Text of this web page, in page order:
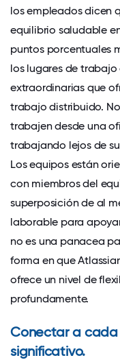
los empleados dicen
equilibrio saludable
puntos porcentuales
los lugares de
extraordinarias que
trabajo distribuido.
trabajen desde una
trabajando lejos de
Los equipos están
con miembros del
superposición de al
laborable para
no es una panacea
forma en que
ofrece un nivel de
profundamente.
Conectar a
significativo.